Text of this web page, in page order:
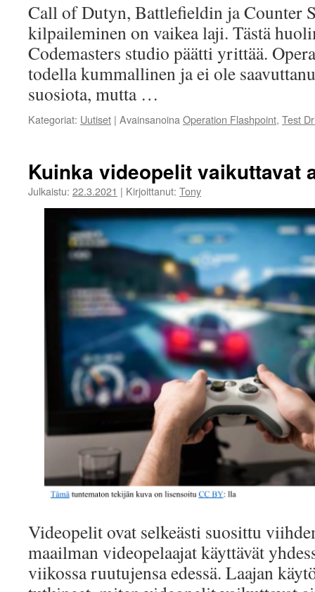
Call of Dutyn, Battlefieldin ja Counter
kilpaileminen on vaikea laji. Tästä
Codemasters studio päätti yrittää.
todella kummallinen ja ei ole
suosiota, mutta …
Kategoriat: Uutiset | Avainsanoina Operation Flashpoint, Test
Kuinka videopelit vaikuttavat
Julkaistu: 22.3.2021 | Kirjoittanut: Tony
Videopelit ovat selkeästi suosittu
maailman videopelaajat käyttävät
viikossa ruutujensa edessä. Laajan